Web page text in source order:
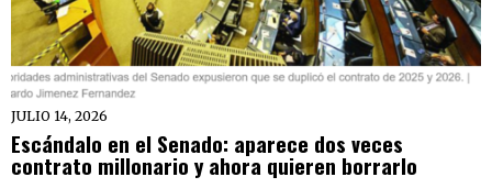
JULIO 14, 2026
Escándalo en el Senado: aparece dos veces
contrato millonario y ahora quieren borrarlo